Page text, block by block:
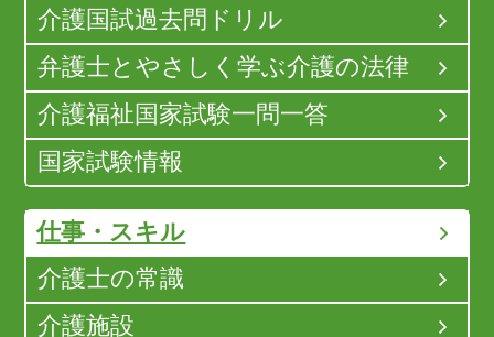
介護国試過去問ドリル
弁護士とやさしく学ぶ介護の法律
介護福祉国家試験一問一答
国家試験情報
仕事・スキル
介護士の常識
介護施設